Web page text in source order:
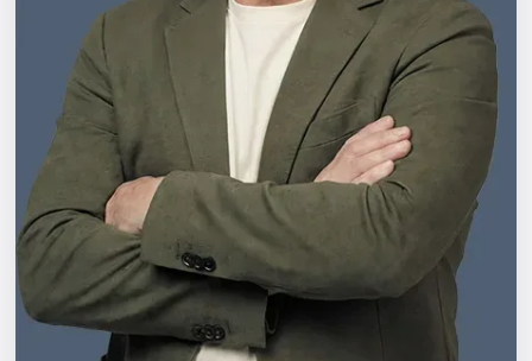
Города
Площадки
Артисты
Рейтинги